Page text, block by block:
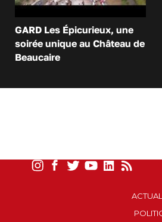
GARD Les Épicurieux, une
soirée unique au Château de
Beaucaire